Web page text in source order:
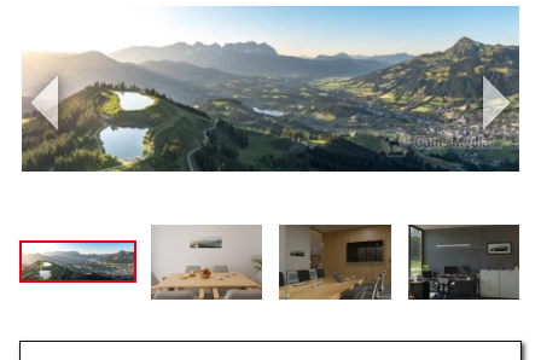
KATEGORIEN
DRUCKARTEN
WUNSCHLISTE
ÜBER UNS